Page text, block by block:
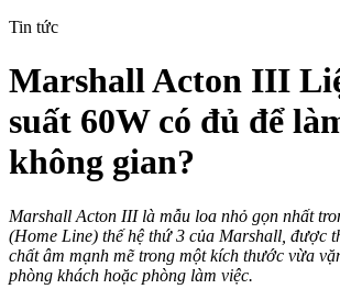
Tin tức
Marshall Acton III
suất 60W có đủ để
không gian?
Marshall Acton III là mẫu loa nhỏ gọn nhất
(Home Line) thế hệ thứ 3 của Marshall, được
chất âm mạnh mẽ trong một kích thước vừa
phòng khách hoặc phòng làm việc.